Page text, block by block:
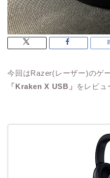
今回はRazer(レーザー)のゲ
「Kraken X USB」
をレビュ